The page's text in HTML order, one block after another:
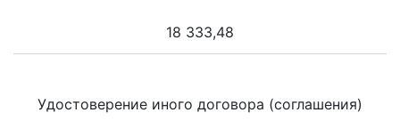
18 333,48
Удостоверение иного договора (соглашения)